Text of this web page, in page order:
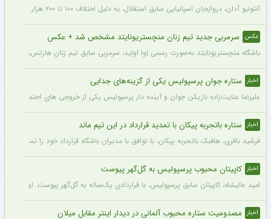
آنتونیو آدان، دروازه‌بان اسپانیایی سابق استقلال، به دلیل اختلاف ۱۰۰ تا ۲۰۰ هزار یورویی در مطالبات خود، قصد شکایت از باشگاه را دارد.
عکس سرمربی جدید تیم زنان منچستریونایتد مشخص شد + عکس
باشگاه منچستریونایتد به‌صورت رسمی اِوا اولید، سرمربی سابق تیم زنان هارتس، را
اخبار ستاره جوان پرسپولیس یکی از گزینه‌های جدایی
علیرضا عنایت‌زاده بازیکن جوان و آینده دار پرسپولیس یکی از خروجی های احتمالی
اخبار ستاره باتجربه پیکان با تمدید قرارداد در این تیم ماند
فرشید باقری، هافبک باتجربه پیکان، با توافق با مدیران باشگاه قرارداد خود را تمدید
اخبار کاپیتان محبوب پرسپولیس به گل‌گهر پیوست
امید عالیشاه، کاپیتان سابق پرسپولیس، با قراردادی یک‌ساله به گل‌گهر پیوست. او
اخبار مصدومیت ستاره محبوب آلمانی در دیدار اینتر مقابل میلان